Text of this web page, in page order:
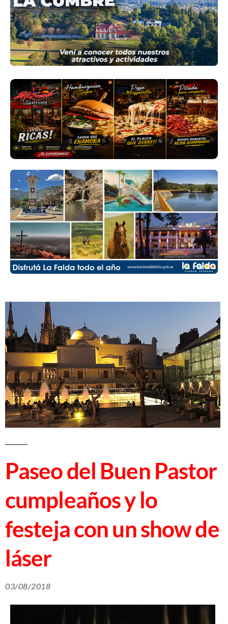
Paseo del Buen Pastor
cumpleaños y lo
festeja con un show de
láser
03/08/2018